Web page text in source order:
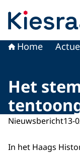
Home
Het
Nieuwsbericht13-
In het Haags